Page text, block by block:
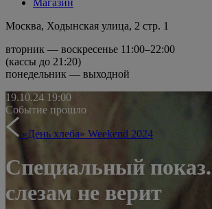
Магазин
Москва, Ходынская улица, 2 стр. 1
вторник — воскресенье 11:00–22:00
(кассы до 21:20)
понедельник — выходной
19.10.24 19:00
Событие прошло
«День хлеба» Weekend 2024
Специальный
слезам не верит